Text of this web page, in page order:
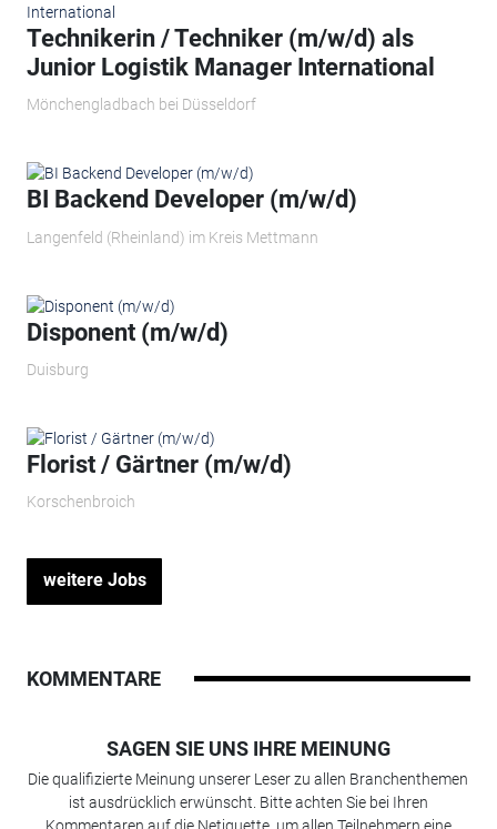
Technikerin / Techniker (m/w/d) als
Junior Logistik Manager International
Mönchengladbach bei Düsseldorf
BI Backend Developer (m/w/d)
Langenfeld (Rheinland) im Kreis Mettmann
Disponent (m/w/d)
Duisburg
Florist / Gärtner (m/w/d)
Korschenbroich
weitere Jobs
KOMMENTARE
SAGEN SIE UNS IHRE MEINUNG
Die qualifizierte Meinung unserer Leser zu allen Branchenthemen
ist ausdrücklich erwünscht. Bitte achten Sie bei Ihren
Kommentaren auf die Netiquette, um allen Teilnehmern eine